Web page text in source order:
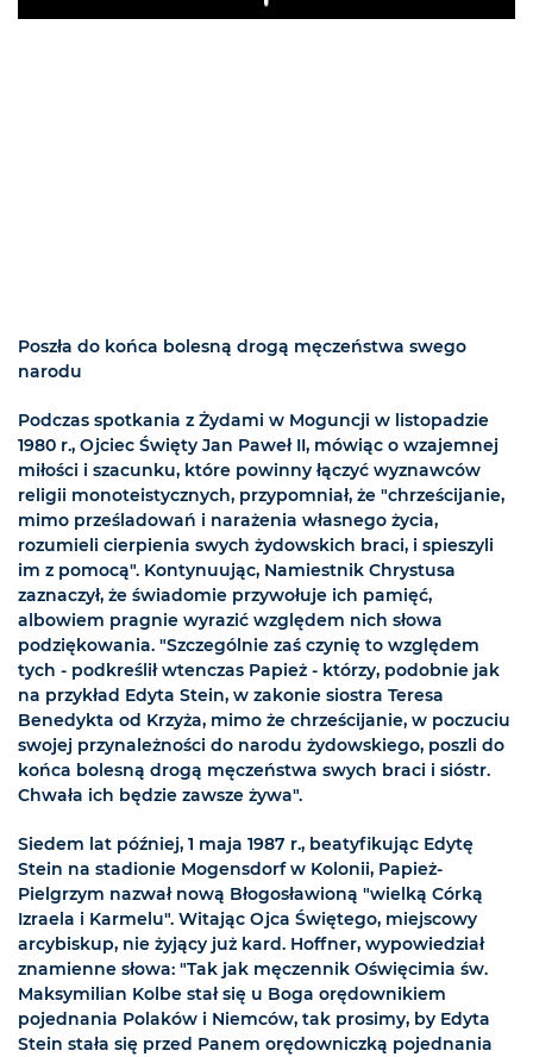
Play
Poszła do końca bolesną drogą męczeństwa swego
narodu
Podczas spotkania z Żydami w Moguncji w listopadzie
1980 r., Ojciec Święty Jan Paweł II, mówiąc o wzajemnej
miłości i szacunku, które powinny łączyć wyznawców
religii monoteistycznych, przypomniał, że "chrześcijanie,
mimo prześladowań i narażenia własnego życia,
rozumieli cierpienia swych żydowskich braci, i spieszyli
im z pomocą". Kontynuując, Namiestnik Chrystusa
zaznaczył, że świadomie przywołuje ich pamięć,
albowiem pragnie wyrazić względem nich słowa
podziękowania. "Szczególnie zaś czynię to względem
tych - podkreślił wtenczas Papież - którzy, podobnie jak
na przykład Edyta Stein, w zakonie siostra Teresa
Benedykta od Krzyża, mimo że chrześcijanie, w poczuciu
swojej przynależności do narodu żydowskiego, poszli do
końca bolesną drogą męczeństwa swych braci i sióstr.
Chwała ich będzie zawsze żywa".
Siedem lat później, 1 maja 1987 r., beatyfikując Edytę
Stein na stadionie Mogensdorf w Kolonii, Papież-
Pielgrzym nazwał nową Błogosławioną "wielką Córką
Izraela i Karmelu". Witając Ojca Świętego, miejscowy
arcybiskup, nie żyjący już kard. Hoffner, wypowiedział
znamienne słowa: "Tak jak męczennik Oświęcimia św.
Maksymilian Kolbe stał się u Boga orędownikiem
pojednania Polaków i Niemców, tak prosimy, by Edyta
Stein stała się przed Panem orędowniczką pojednania